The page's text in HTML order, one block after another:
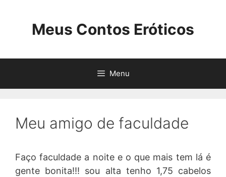
Meus Contos Eróticos
Menu
Meu amigo de faculdade
Faço faculdade a noite e o que mais tem lá é
gente bonita!!! sou alta tenho 1,75 cabelos